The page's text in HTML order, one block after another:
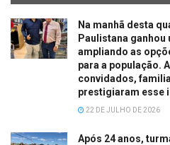
Na manhã desta
Paulistana
ampliando as
para a população.
convidados,
prestigiaram esse
22 DE JULHO DE 2026
Após 24 anos,